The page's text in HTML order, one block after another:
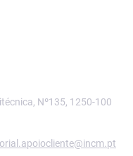
Nº135, 1250-100